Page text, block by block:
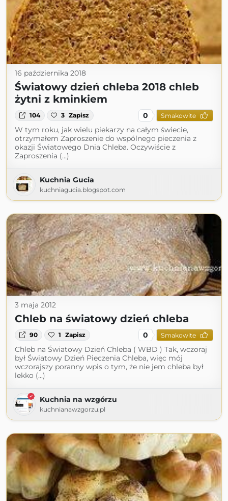
16 października 2018
Światowy dzień chleba 2018 chleb
żytni z kminkiem
104 3 Zapisz 0 Smakowite
W tym roku, jak wielu piekarzy na całym świecie,
otrzymałem Zaproszenie do wspólnego pieczenia z
okazji Światowego Dnia Chleba. Oczywiście z
Zaproszenia (...)
Kuchnia Gucia
kuchniagucia.blogspot.com
3 maja 2012
Chleb na światowy dzień chleba
90 1 Zapisz 0 Smakowite
Chleb na Światowy Dzień Chleba ( WBD ) Tak, wczoraj
był Światowy Dzień Pieczenia Chleba, więc mój
wczorajszy poranny wpis o tym, że nie jem chleba był
lekko (...)
Kuchnia na wzgórzu
kuchnianawzgorzu.pl